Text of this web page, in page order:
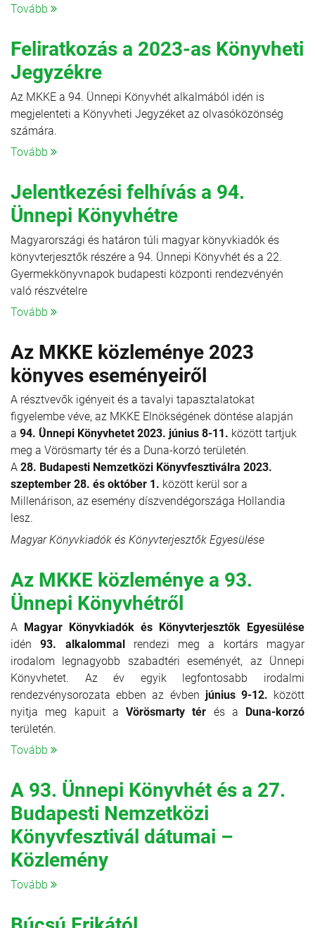
Tovább
Feliratkozás a 2023-as Könyvheti
Jegyzékre
Az MKKE a 94. Ünnepi Könyvhét alkalmából idén is
megjelenteti a Könyvheti Jegyzéket az olvasóközönség
számára.
Tovább
Jelentkezési felhívás a 94.
Ünnepi Könyvhétre
Magyarországi és határon túli magyar könyvkiadók és
könyvterjesztők részére a 94. Ünnepi Könyvhét és a 22.
Gyermekkönyvnapok budapesti központi rendezvényén
való részvételre
Tovább
Az MKKE közleménye 2023
könyves eseményeiről
A résztvevők igényeit és a tavalyi tapasztalatokat
figyelembe véve, az MKKE Elnökségének döntése alapján
a 94. Ünnepi Könyvhetet 2023. június 8-11. között tartjuk
meg a Vörösmarty tér és a Duna-korzó területén.
A 28. Budapesti Nemzetközi Könyvfesztiválra 2023.
szeptember 28. és október 1. között kerül sor a
Millenárison, az esemény díszvendégországa Hollandia
lesz.
Magyar Könyvkiadók és Könyvterjesztők Egyesülése
Az MKKE közleménye a 93.
Ünnepi Könyvhétről
A Magyar Könyvkiadók és Könyvterjesztők Egyesülése
idén93. alkalommal rendezi meg a kortárs magyar
irodalom legnagyobb szabadtéri eseményét, az Ünnepi
Könyvhetet. Az év egyik legfontosabb irodalmi
rendezvénysorozata ebben az évben június 9-12. között
nyitja meg kapuit a Vörösmarty tér és a Duna-korzó
területén.
Tovább
A 93. Ünnepi Könyvhét és a 27.
Budapesti Nemzetközi
Könyvfesztivál dátumai –
Közlemény
Tovább